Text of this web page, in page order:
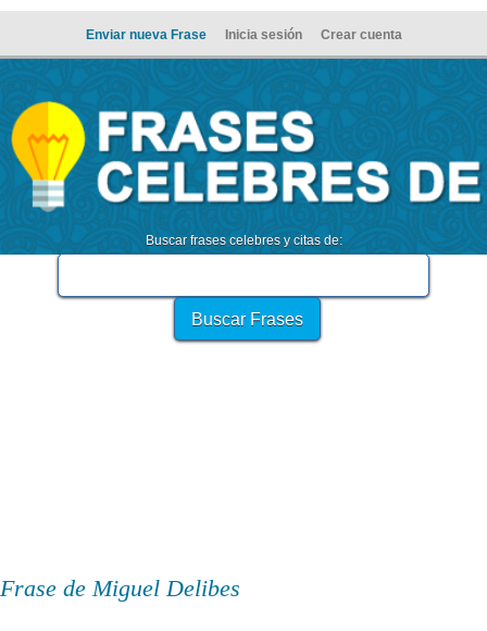
Enviar nueva Frase Inicia sesión Crear cuenta
Buscar frases celebres y citas de:
Frase de Miguel Delibes